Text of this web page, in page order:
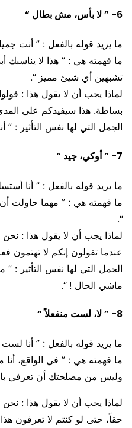
6- ” لا بأس، مش بطال “
ما يريد قوله بالفعل : ” أنت
ما فهمته هي : ” هذا لا يناسبك
تشبهين أي شيئ مميز “.
لماذا يجب أن لا يقول هذا :
بساطة. هذا سيفيدكم على
الجمل التي لها نفس التأثير :
7- ” أوكي، جيد “
ما يريد قوله بالفعل : ” أنا
ما فهمته هي : ” مهما حاولت أن
“.
لماذا يجب أن لا يقول هذا :
عندما تقولون إنكم لا تهتمون
الجمل التي لها نفس التأثير :
ماشي الحال ! “.
8- ” لا، لست منفعلاً “
ما يريد قوله بالفعل : ” أنا لست
ما فهمته هي : ” في الواقع، أنا
وليس من مصلحتك أن تعرفي
لماذا يجب أن لا يقول هذا :
حقاً، حتى لو كنتم لا تعرفون